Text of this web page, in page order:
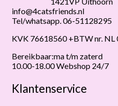
info@4catsfriends.nl
Tel/whatsapp. 06-51128295
KVK 76618560 +BTW nr. NL
Bereikbaar:ma t/m zaterd
10.00-18.00 Webshop 24/7
Klantenservice